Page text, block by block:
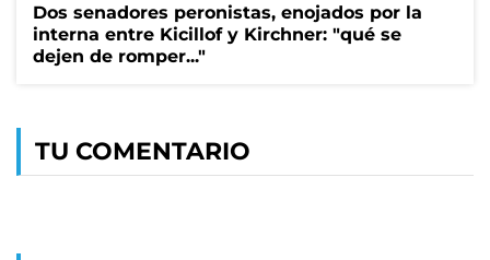
Dos senadores peronistas, enojados por la
interna entre Kicillof y Kirchner: "qué se
dejen de romper..."
TU COMENTARIO